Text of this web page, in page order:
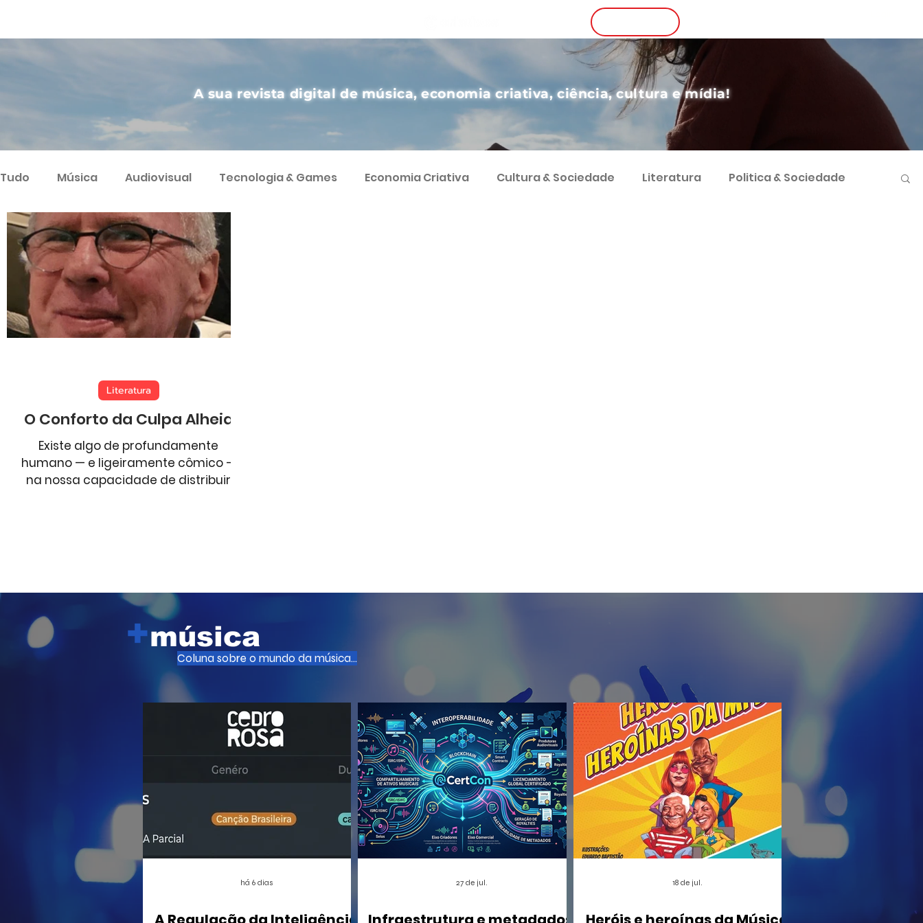
A sua revista digital de música, economia criativa, ciência, cultura e mídia!
Tudo Música Audiovisual Tecnologia & Games Economia Criativa Cultura & Sociedade Literatura Politica & Sociedade
Artes Agricultura Sustentável
Podcast Varietà Ciência
Aventura Comportamento
O Conforto da Culpa Alheia
Existe algo de profundamente
humano — e ligeiramente cômico —
na nossa capacidade de distribuir
documento de identidade.
Literatura
+música
Coluna sobre o mundo da música...
há 6 dias 27 de jul. 18 de jul.